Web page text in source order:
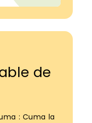
de
: Cuma la